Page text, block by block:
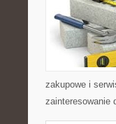
zakupowe i
zainteresowanie